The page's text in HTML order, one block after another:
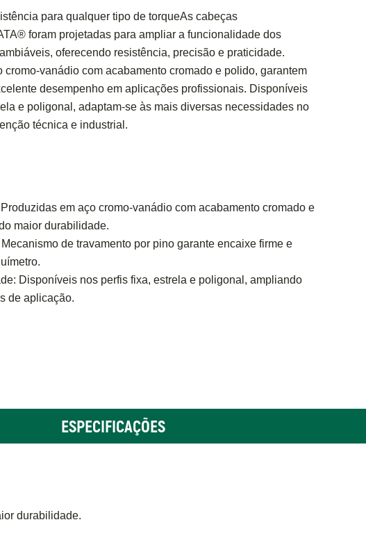
para qualquer tipo de torqueAs cabeças
foram projetadas para ampliar a funcionalidade dos
oferecendo resistência, precisão e praticidade.
cromo-vanádio com acabamento cromado e polido, garantem
desempenho em aplicações profissionais. Disponíveis
e poligonal, adaptam-se às mais diversas necessidades no
técnica e industrial.
em aço cromo-vanádio com acabamento cromado e
maior durabilidade.
de travamento por pino garante encaixe firme e
Disponíveis nos perfis fixa, estrela e poligonal, ampliando
de aplicação.
ESPECIFICAÇÕES
durabilidade.